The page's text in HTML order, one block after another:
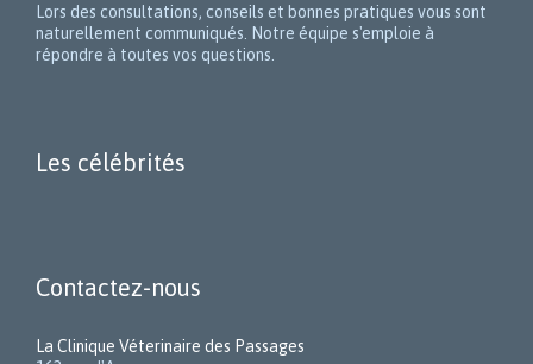
Lors des consultations, conseils et bonnes pratiques vous sont
naturellement communiqués. Notre équipe s'emploie à
répondre à toutes vos questions.
Les célébrités
Contactez-nous
La Clinique Véterinaire des Passages